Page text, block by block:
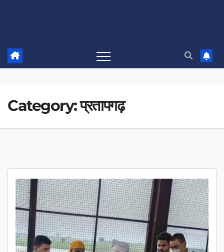
Category:प्रतापगढ़